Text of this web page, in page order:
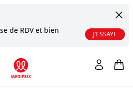
de RDV et bien
J'ESSAYE